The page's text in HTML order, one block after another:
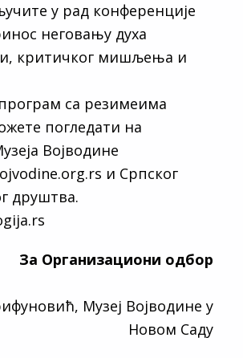
у рад конференције
неговању духа
критичког мишљења и
са резимеима
погледати на
Војводине
и Српског
друштва.
За Организациони одбор
Музеј Војводине у
Новом Саду